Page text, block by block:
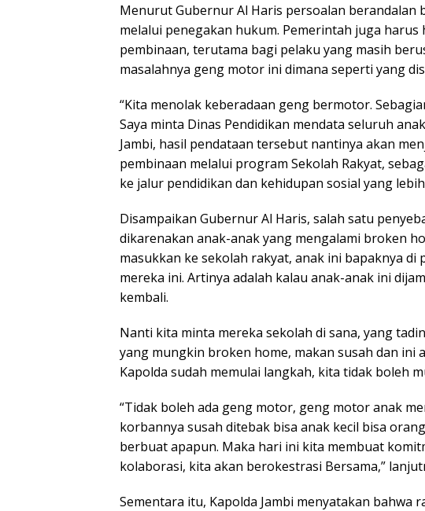
Menurut Gubernur Al Haris persoalan berandalan
melalui penegakan hukum. Pemerintah juga
pembinaan, terutama bagi pelaku yang masih
masalahnya geng motor ini dimana seperti yang
“Kita menolak keberadaan geng bermotor.
Saya minta Dinas Pendidikan mendata seluruh
Jambi, hasil pendataan tersebut nantinya akan
pembinaan melalui program Sekolah Rakyat,
ke jalur pendidikan dan kehidupan sosial yang
Disampaikan Gubernur Al Haris, salah satu
dikarenakan anak-anak yang mengalami broken
masukkan ke sekolah rakyat, anak ini bapaknya
mereka ini. Artinya adalah kalau anak-anak ini
kembali.
Nanti kita minta mereka sekolah di sana, yang
yang mungkin broken home, makan susah dan ini
Kapolda sudah memulai langkah, kita tidak boleh
“Tidak boleh ada geng motor, geng motor anak
korbannya susah ditebak bisa anak kecil bisa
berbuat apapun. Maka hari ini kita membuat
kolaborasi, kita akan berokestrasi Bersama,”
Sementara itu, Kapolda Jambi menyatakan bahwa